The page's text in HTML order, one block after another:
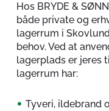
Hos BRYDE &
både private og
lagerrum i
behov. Ved at
lagerplads er jeres
lagerrum har:
Tyveri, ildebrand